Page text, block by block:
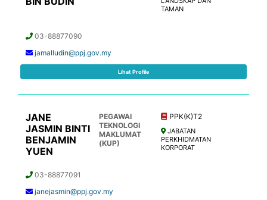
TAMAN
03-88877090
jamalludin@ppj.gov.my
Lihat Profile
JANE
JASMIN BINTI
BENJAMIN
YUEN
PEGAWAI
TEKNOLOGI
MAKLUMAT
(KUP)
PPK(K)T2
JABATAN
PERKHIDMATAN
KORPORAT
03-88877091
janejasmin@ppj.gov.my